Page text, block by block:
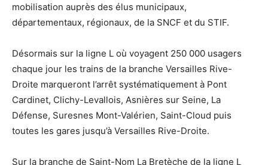
mobilisation auprès des élus municipaux,
départementaux, régionaux, de la SNCF et du STIF.
Désormais sur la ligne L où voyagent 250 000 usagers
chaque jour les trains de la branche Versailles Rive-
Droite marqueront l’arrêt systématiquement à Pont
Cardinet, Clichy-Levallois, Asnières sur Seine, La
Défense, Suresnes Mont-Valérien, Saint-Cloud puis
toutes les gares jusqu’à Versailles Rive-Droite.
Sur la branche de Saint-Nom La Bretèche de la ligne L